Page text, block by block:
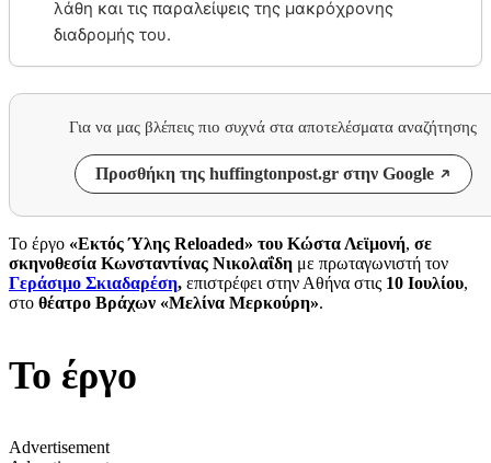
λάθη και τις παραλείψεις της μακρόχρονης
διαδρομής του.
Για να μας βλέπεις πιο συχνά στα αποτελέσματα αναζήτησης
Προσθήκη της huffingtonpost.gr στην Google
Το έργο «Εκτός Ύλης Reloaded» του Κώστα Λεϊμονή, σε
σκηνοθεσία Κωνσταντίνας Νικολαΐδη με πρωταγωνιστή τον
Γεράσιμο Σκιαδαρέση, επιστρέφει στην Αθήνα στις 10 Ιουλίου,
στο θέατρο Βράχων «Μελίνα Μερκούρη».
Το έργο
Advertisement